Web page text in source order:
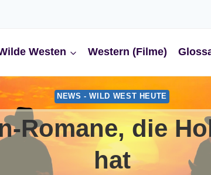
Westen Western (Filme)
NEWS - WILD WEST HEUTE
Romane, die
hat